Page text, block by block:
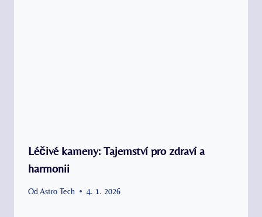
Léčivé kameny: Tajemství pro zdraví a
harmonii
Od Astro Tech 4. 1. 2026